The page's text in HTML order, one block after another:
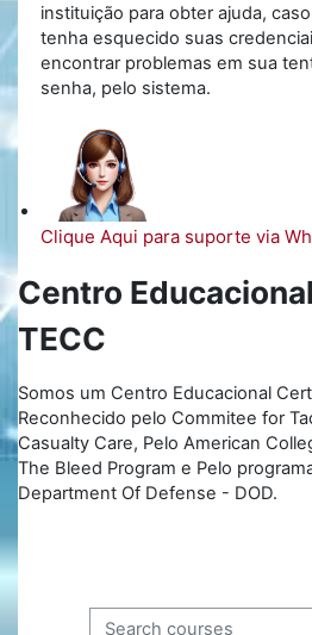
instituição para obter ajuda,
tenha esquecido suas
encontrar problemas em sua
senha, pelo sistema.
Clique Aqui para suporte via
Centro
TECC
Somos um Centro Educacional
Reconhecido pelo Commitee for
Casualty Care, Pelo American
The Bleed Program e Pelo
Department Of Defense - DOD.
Search courses